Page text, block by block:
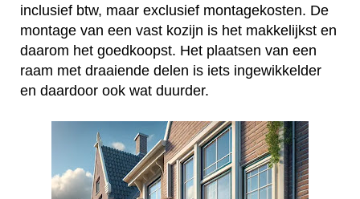
inclusief btw, maar exclusief montagekosten. De
montage van een vast kozijn is het makkelijkst en
daarom het goedkoopst. Het plaatsen van een
raam met draaiende delen is iets ingewikkelder
en daardoor ook wat duurder.